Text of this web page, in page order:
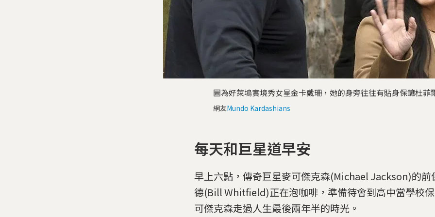
圖為好萊塢實境秀女星金卡戴珊，她的身旁往往有貼身保鑣杜菲
網友Mundo Kardashians
每天和巨星道早安
早上六點，傳奇巨星麥可傑克森(Michael Jackson)的前
德(Bill Whitfield)正在泡咖啡，準備待會到高中當學校
可傑克森走過人生最後兩年半的時光。